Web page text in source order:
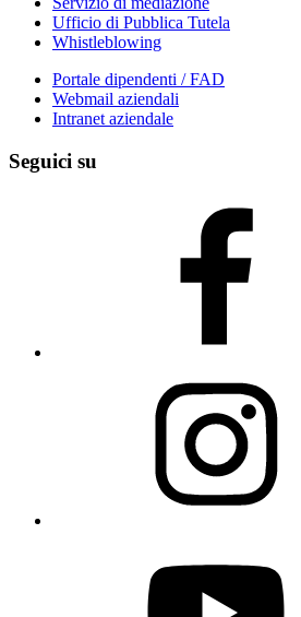
Ufficio di Pubblica Tutela
Whistleblowing
Portale dipendenti / FAD
Webmail aziendali
Intranet aziendale
Seguici su